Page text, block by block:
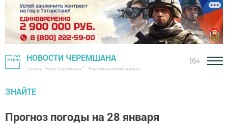
НОВОСТИ ЧЕРЕМШАНА
Газета "Наш Черемшан" - Черемшанский район
16+
ЗНАЙТЕ
Прогноз погоды на 28 января